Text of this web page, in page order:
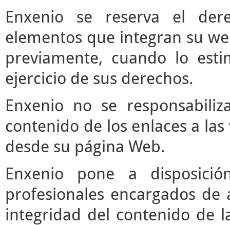
Enxenio se reserva el
elementos que integran su
previamente, cuando lo
ejercicio de sus derechos.
Enxenio no se
contenido de los enlaces a
desde su página Web.
Enxenio pone a
profesionales encargados
integridad del contenido de